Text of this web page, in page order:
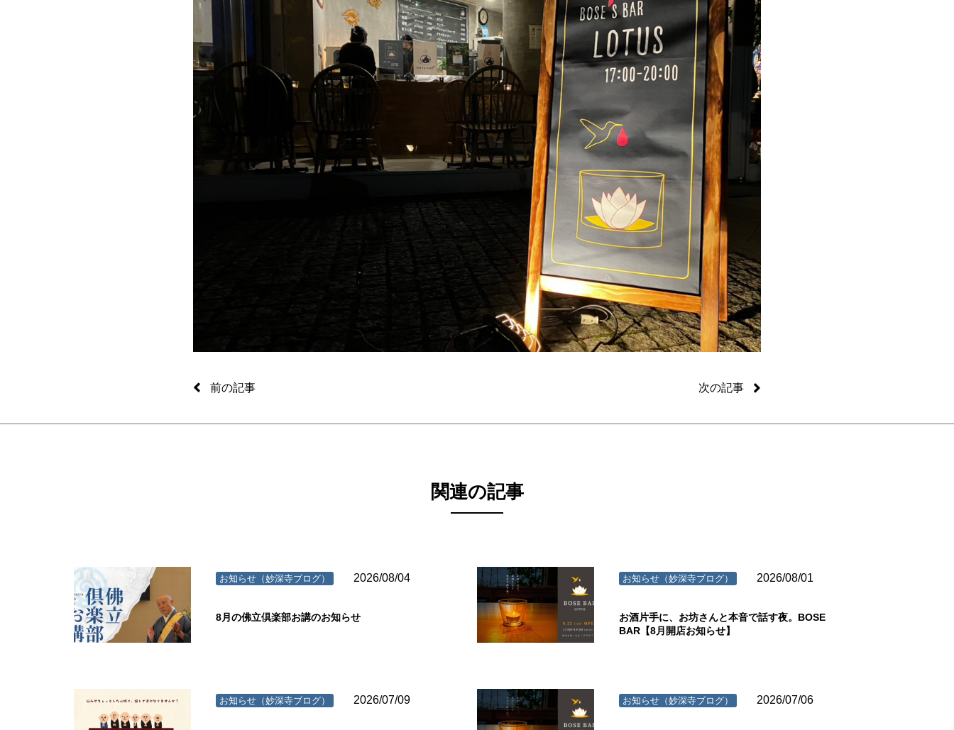
前の記事 次の記事
関連の記事
お知らせ（妙深寺ブログ） 2026/08/04
8月の佛立倶楽部お講のお知らせ
お知らせ（妙深寺ブログ） 2026/08/01
お酒片手に、お坊さんと本音で話す夜。BOSE
BAR【8月開店お知らせ】
お知らせ（妙深寺ブログ） 2026/07/09 お知らせ（妙深寺ブログ） 2026/07/06